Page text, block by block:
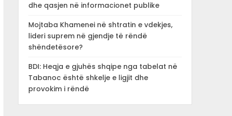
dhe qasjen në informacionet publike
Mojtaba Khamenei në shtratin e vdekjes,
lideri suprem në gjendje të rëndë
shëndetësore?
BDI: Heqja e gjuhës shqipe nga tabelat në
Tabanoc është shkelje e ligjit dhe
provokim i rëndë